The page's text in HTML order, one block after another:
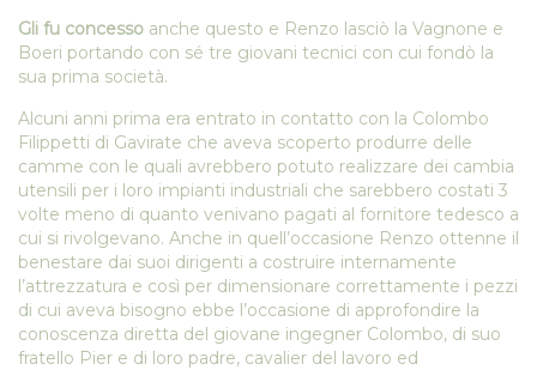
Gli fu concesso anche questo e Renzo lasciò la Vagnone e
Boeri portando con sé tre giovani tecnici con cui fondò la
sua prima società.
Alcuni anni prima era entrato in contatto con la Colombo
Filippetti di Gavirate che aveva scoperto produrre delle
camme con le quali avrebbero potuto realizzare dei cambia
utensili per i loro impianti industriali che sarebbero costati 3
volte meno di quanto venivano pagati al fornitore tedesco a
cui si rivolgevano. Anche in quell’occasione Renzo ottenne il
benestare dai suoi dirigenti a costruire internamente
l’attrezzatura e così per dimensionare correttamente i pezzi
di cui aveva bisogno ebbe l’occasione di approfondire la
conoscenza diretta del giovane ingegner Colombo, di suo
fratello Pier e di loro padre, cavalier del lavoro ed